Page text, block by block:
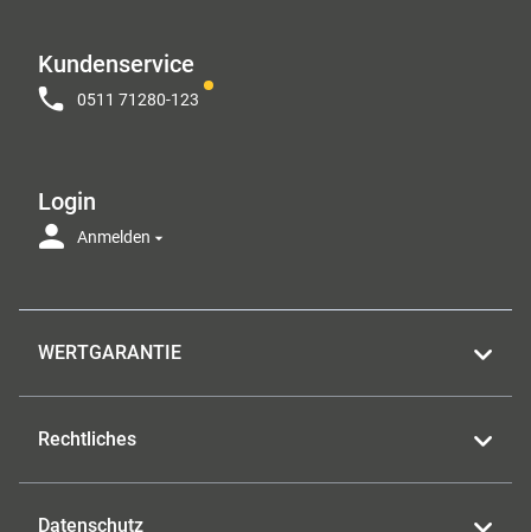
Kundenservice
0511 71280-123
Login
Anmelden
WERTGARANTIE
Rechtliches
Datenschutz